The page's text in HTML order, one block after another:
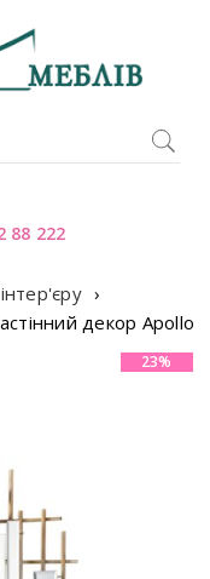
88 222
›
декор Apollo
23%